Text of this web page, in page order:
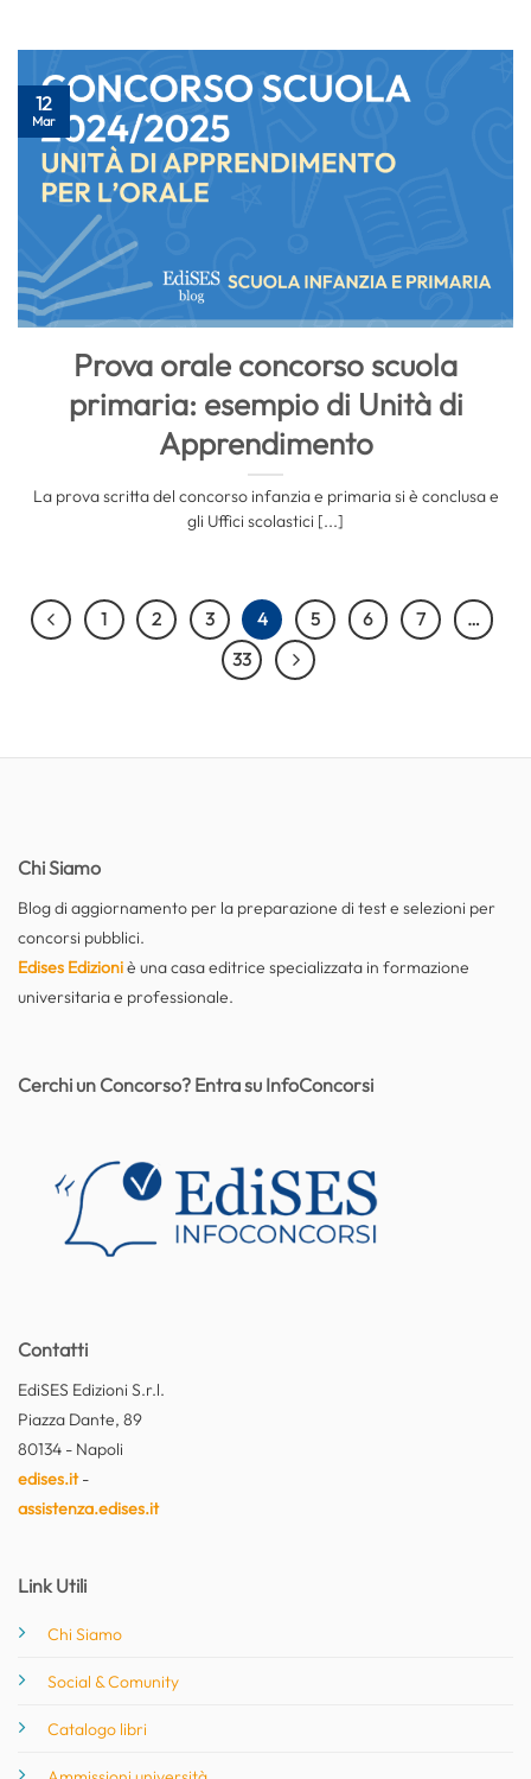
Prova orale concorso scuola
primaria: esempio di Unità di
Apprendimento
La prova scritta del concorso infanzia e primaria si è conclusa e
gli Uffici scolastici [...]
12
Mar
1 2 3 4 5 6 7
…
33
Chi Siamo
Blog di aggiornamento per la preparazione di test e selezioni per
concorsi pubblici.
Edises Edizioniè una casa editrice specializzata in formazione
universitaria e professionale.
Contatti
EdiSES Edizioni S.r.l.
Piazza Dante, 89
80134 - Napoli
edises.it-
assistenza.edises.it
Link Utili
Chi Siamo
Social & Comunity
Catalogo libri
Cerchi un Concorso? Entra su InfoConcorsi